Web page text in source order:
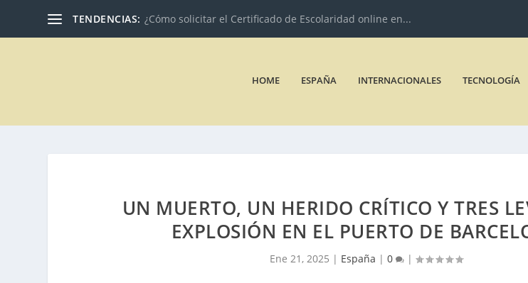
TENDENCIAS: ¿Cómo solicitar el Certificado de Escolaridad online en...
HOME ESPAÑA INTERNACIONALES TECNOLOGÍA
UN MUERTO, UN HERIDO CRÍTICO Y TRES
EXPLOSIÓN EN EL PUERTO DE
Ene 21, 2025 | España |0 |